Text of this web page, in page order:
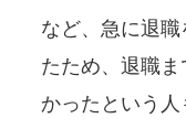
など、急に退
たため、退職
かったという人